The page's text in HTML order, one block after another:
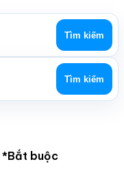
Tìm kiếm
Tìm kiếm
*Bắt buộc